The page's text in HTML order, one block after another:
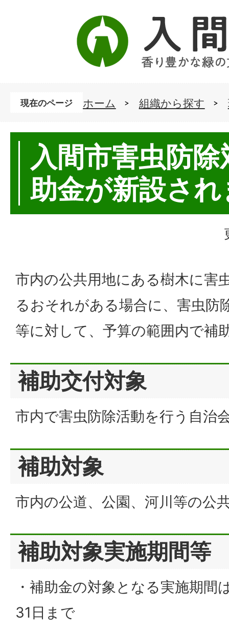
現在のページ ホーム 組織から探す
入間市害虫防
助金が新設さ
市内の公共用地にある樹木に害
るおそれがある場合に、害虫防
等に対して、予算の範囲内で補
補助交付対象
市内で害虫防除活動を行う自治
補助対象
市内の公道、公園、河川等の公
補助対象実施期間等
・補助金の対象となる実施期間
31日まで